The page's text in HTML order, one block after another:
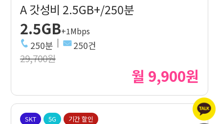
A 갓성비 2.5GB+/250분
2.5GB+1Mbps
250분 250건
29,700원
월 9,900원
SKT 5G 기간 할인